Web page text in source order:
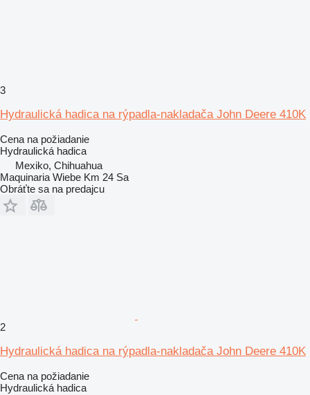
3
Hydraulická hadica na rýpadla-nakladača John Deere 410K
Cena na požiadanie
Hydraulická hadica
Mexiko, Chihuahua
Maquinaria Wiebe Km 24 Sa
Obráťte sa na predajcu
2
Hydraulická hadica na rýpadla-nakladača John Deere 410K
Cena na požiadanie
Hydraulická hadica